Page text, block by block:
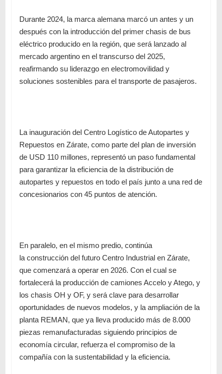
Durante 2024, la marca alemana marcó un antes y un
después con la introducción del primer chasis de bus
eléctrico producido en la región, que será lanzado al
mercado argentino en el transcurso del 2025,
reafirmando su liderazgo en electromovilidad y
soluciones sostenibles para el transporte de pasajeros.
Lainauguración del Centro Logístico de Autopartes y
Repuestos en Zárate, como parte del plan de inversión
de USD 110 millones, representó un paso fundamental
para garantizar la eficiencia de la distribución de
autopartes y repuestos en todo el país junto a una red de
concesionarios con 45 puntos de atención.
En paralelo, en el mismo predio, continúa
la construcción del futuro Centro Industrial en Zárate,
que comenzará a operar en 2026. Con el cual se
fortalecerá la producción de camiones Accelo y Atego, y
los chasis OH y OF, y será clave para desarrollar
oportunidades de nuevos modelos, y la ampliación de la
planta REMAN, que ya lleva producido más de 8.000
piezas remanufacturadas siguiendo principios de
economía circular, refuerza el compromiso de la
compañía con la sustentabilidad y la eficiencia.